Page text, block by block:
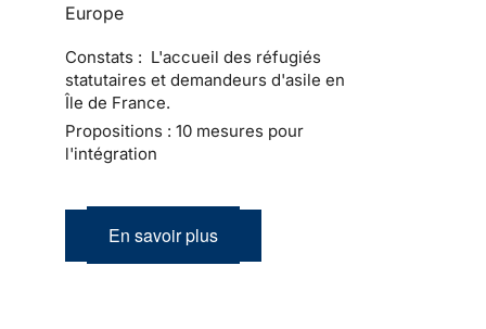
Europe
Constats : L'accueil des réfugiés
statutaires et demandeurs d'asile en
Île de France.
Propositions : 10 mesures pour
l'intégration
En savoir plus